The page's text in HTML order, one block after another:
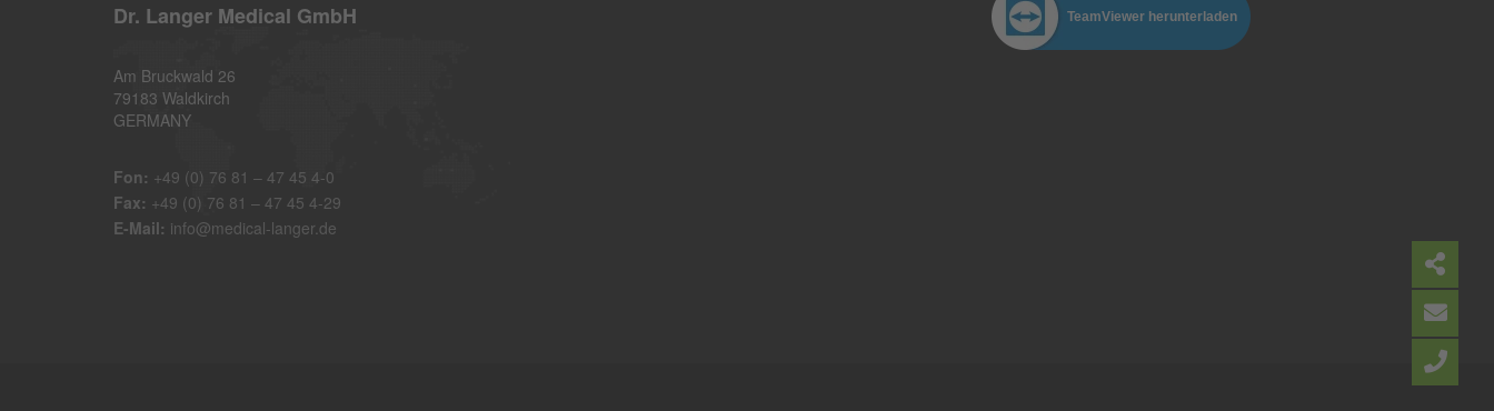
Dr. Langer Medical GmbH
Am Bruckwald 26
79183 Waldkirch
GERMANY
Fon: +49 (0) 76 81 – 47 45 4-0
Fax: +49 (0) 76 81 – 47 45 4-29
E-Mail: info@medical-langer.de
TeamViewer herunterladen